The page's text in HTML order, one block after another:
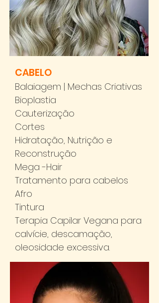
CABELO
Balaiagem | Mechas Criativas
Bioplastia
Cauterização
Cortes
Hidratação, Nutrição e
Reconstrução
Mega -Hair
Tratamento para cabelos
Afro
Tintura
Terapia Capilar Vegana para
calvície, descamação,
oleosidade excessiva.